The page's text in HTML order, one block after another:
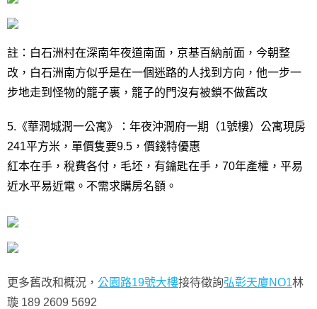
註：白石洲村在深南年夜道南面，京基百納前面，今朝整
改，白石洲南方似乎是在一個迷路的人找到方向，他一步一
步地走到怪物的籠子裏，籠子的門沒有被鎖不做舊改
5.《華潤城潤一公寓》：年夜沖潤府一期（1號樓）公寓現房
241平方米，單價隻要9.5，價錢特優惠
紅本在手，稅費各付，毛坯，有鑰匙在手，70年產權，平易
近水平易近電。不需求購房名額。
更多舊改和概況， 公園路19號大樓接待徵詢弘彰天廈NO1林
璇 189 2609 5692